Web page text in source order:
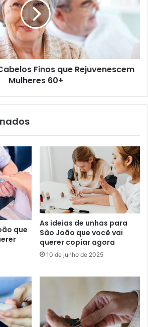
Finos que Rejuvenescem
Mulheres 60+
que
As ideias de unhas para
São João que você vai
querer copiar agora
10 de junho de 2025